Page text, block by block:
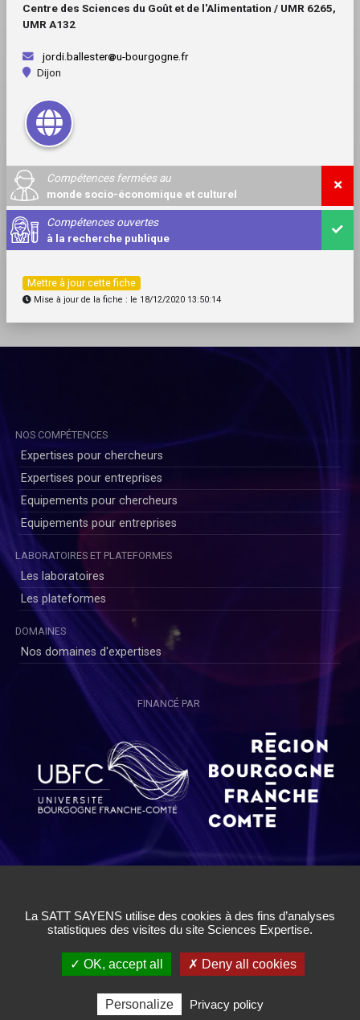
Centre des Sciences du Goût et de l'Alimentation / UMR 6265,
UMR A132
jordi.ballester
u-bourgogne.fr
Dijon
Compétences fermées au
monde socio-économique et culturel
Compétences ouvertes
à la recherche publique
Mettre à jour cette fiche
Mise à jour de la fiche : le 18/12/2020 13:50:14
NOS COMPÉTENCES
Expertises pour chercheurs
Expertises pour entreprises
Equipements pour chercheurs
Equipements pour entreprises
LABORATOIRES ET PLATEFORMES
Les laboratoires
Les plateformes
DOMAINES
Nos domaines d'expertises
FINANCÉ PAR
Politique de Confidentialité Chercheurs|Conditions Générales
d'Utilisation|Cookies| Gestion des cookies
✓ OK, accept all
✗ Deny all cookies
Personalize Privacy policy